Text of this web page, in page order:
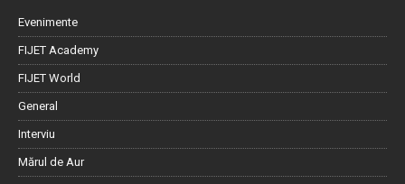
Evenimente
FIJET Academy
FIJET World
General
Interviu
Mărul de Aur